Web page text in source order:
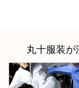
丸十服装が